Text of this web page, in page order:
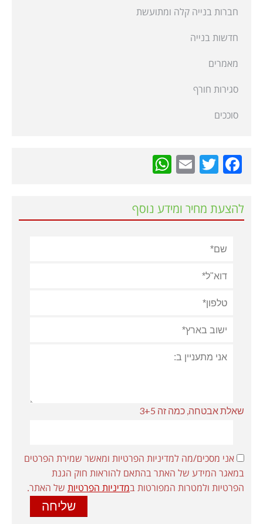
חברות בנייה קלה ומתועשת
חדשות בנייה
מאמרים
סגירות חורף
סוככים
Facebook
Twitter
Email
להצעת מחיר ומידע נוסף
שאלת אבטחה, כמה זה 3+5
אני מסכים/מה למדיניות הפרטיות ומאשר שמירת הפרטים
במאגר המידע של האתר בהתאם להוראות חוק הגנת
הפרטיות ולמטרות המפורטות במדיניות הפרטיות של האתר.